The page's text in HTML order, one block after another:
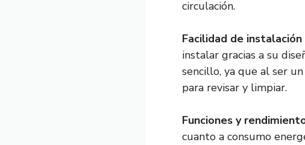
circulación.
Facilidad de
instalar gracias a su
sencillo, ya que al ser
para revisar y limpiar.
Funciones y
cuanto a consumo